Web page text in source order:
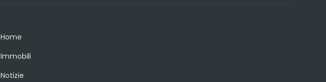
Home
Immobili
Notizie